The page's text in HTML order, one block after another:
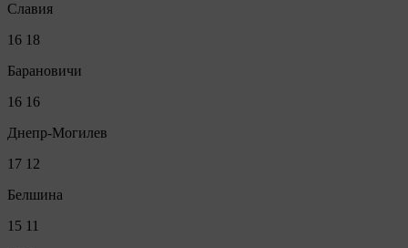
Славия
16 18
Барановичи
16 16
Днепр-Могилев
17 12
Белшина
15 11